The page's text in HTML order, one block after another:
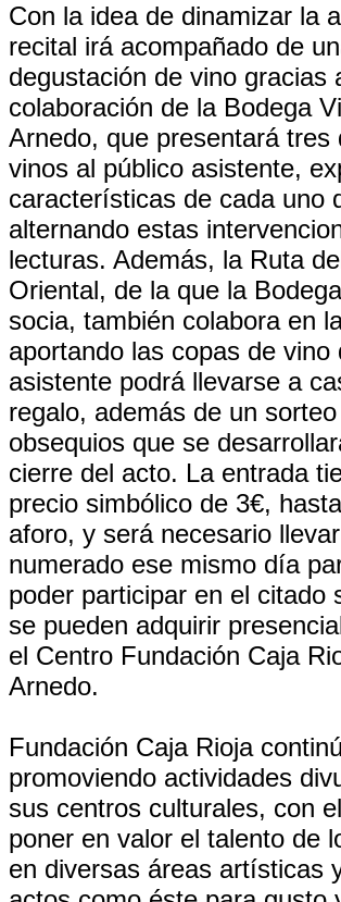
Con la idea de dinamizar la
recital irá acompañado de
degustación de vino gracias
colaboración de la Bodega
Arnedo, que presentará tres
vinos al público asistente,
características de cada uno
alternando estas
lecturas. Además, la Ruta
Oriental, de la que la
socia, también colabora en
aportando las copas de vino
asistente podrá llevarse a
regalo, además de un
obsequios que se
cierre del acto. La entrada
precio simbólico de 3€,
aforo, y será necesario
numerado ese mismo día
poder participar en el citado
se pueden adquirir
el Centro Fundación Caja
Arnedo.
Fundación Caja Rioja
promoviendo actividades
sus centros culturales, con
poner en valor el talento de
en diversas áreas artísticas